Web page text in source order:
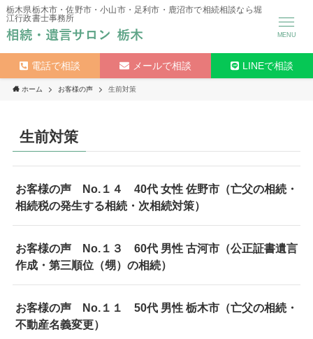
栃木県栃木市・佐野市・小山市・足利市・鹿沼市で相続相談なら堀
江行政書士事務所
MENU
電話で相談 メールで相談 LINEで相談
ホーム お客様の声 生前対策
生前対策
お客様の声 No.１４ 40代 女性 佐野市（亡父の相続・
相続税の発生する相続・次相続対策）
お客様の声 No.１３ 60代 男性 古河市（公正証書遺言
作成・第三順位（甥）の相続）
お客様の声 No.１１ 50代 男性 栃木市（亡父の相続・
不動産名義変更）